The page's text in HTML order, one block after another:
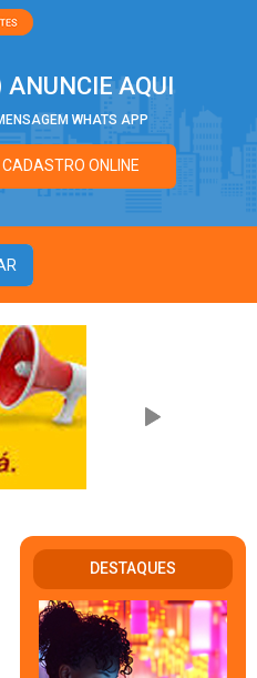
ANUNCIE AQUI
WHATS APP
CADASTRO ONLINE
DESTAQUES